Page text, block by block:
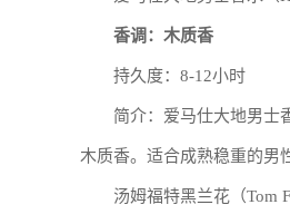
香调：木质香
持久度：8-12小时
简介：爱马仕大地男士
木质香。适合成熟稳重的男
汤姆福特黑兰花（Tom